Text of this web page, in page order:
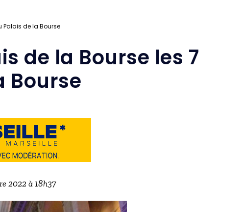
Palais de la Bourse
de la Bourse les 7
Bourse
2022 à 18h37